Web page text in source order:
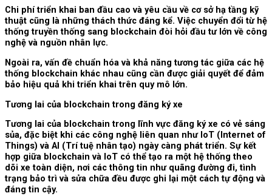
Chi phí triển khai ban đầu cao và yêu cầu về cơ sở hạ tầng kỹ
thuật cũng là những thách thức đáng kể. Việc chuyển đổi từ hệ
thống truyền thống sang blockchain đòi hỏi đầu tư lớn về công
nghệ và nguồn nhân lực.
Ngoài ra, vấn đề chuẩn hóa và khả năng tương tác giữa các hệ
thống blockchain khác nhau cũng cần được giải quyết để đảm
bảo hiệu quả khi triển khai trên quy mô lớn.
Tương lai của blockchain trong đăng ký xe
Tương lai của blockchain trong lĩnh vực đăng ký xe có vẻ sáng
sủa, đặc biệt khi các công nghệ liên quan như IoT (Internet of
Things) và AI (Trí tuệ nhân tạo) ngày càng phát triển. Sự kết
hợp giữa blockchain và IoT có thể tạo ra một hệ thống theo
dõi xe toàn diện, nơi các thông tin như quãng đường đi, tình
trạng bảo trì và sửa chữa đều được ghi lại một cách tự động và
đáng tin cậy.